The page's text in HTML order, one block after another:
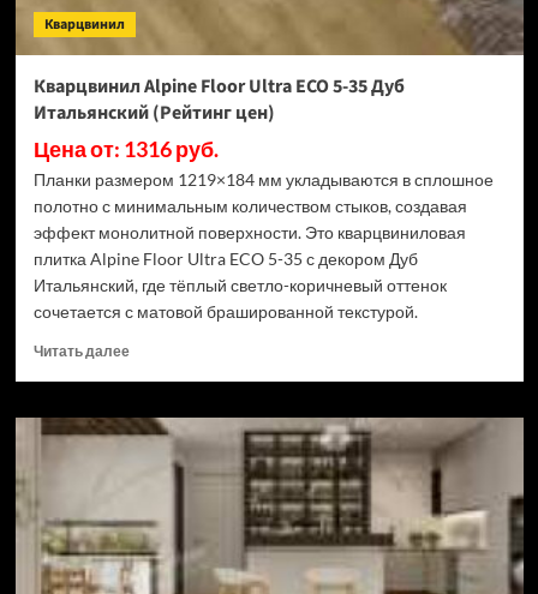
Кварцвинил
Кварцвинил Alpine Floor Ultra ECO 5-35 Дуб
Итальянский (Рейтинг цен)
Цена от: 1316 руб.
Планки размером 1219×184 мм укладываются в сплошное
полотно с минимальным количеством стыков, создавая
эффект монолитной поверхности. Это кварцвиниловая
плитка Alpine Floor Ultra ECO 5-35 с декором Дуб
Итальянский, где тёплый светло-коричневый оттенок
сочетается с матовой брашированной текстурой.
Читать далееПрочитать
Кварцвинил
Alpine
5-
35
Дуб